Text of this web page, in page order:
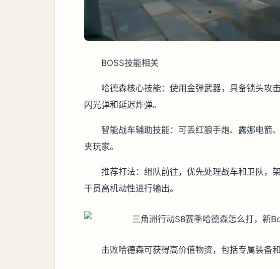
BOSS技能相关
哈德森核心技能：使用金弹武器，具备锁头攻
闪光弹和延迟炸弹。
智能战车辅助技能：可丢红狼手炮、露娜电箭
夹玩家。
推荐打法：组队前往，优先处理战车和卫队，
干员高机动性进行输出。
击败哈德森可获得高价值物资，包括专属装备